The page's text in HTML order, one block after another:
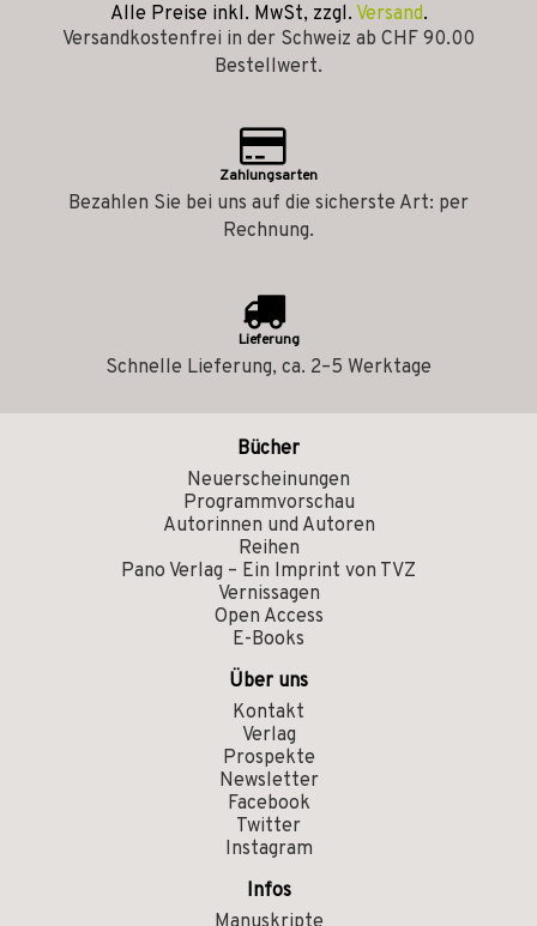
Alle Preise inkl. MwSt, zzgl. Versand.
Versandkostenfrei in der Schweiz ab CHF 90.00
Bestellwert.
Zahlungsarten
Bezahlen Sie bei uns auf die sicherste Art: per
Rechnung.
Lieferung
Schnelle Lieferung, ca. 2–5 Werktage
Bücher
Neuerscheinungen
Programmvorschau
Autorinnen und Autoren
Reihen
Pano Verlag – Ein Imprint von TVZ
Vernissagen
Open Access
E-Books
Über uns
Kontakt
Verlag
Prospekte
Newsletter
Facebook
Twitter
Instagram
Infos